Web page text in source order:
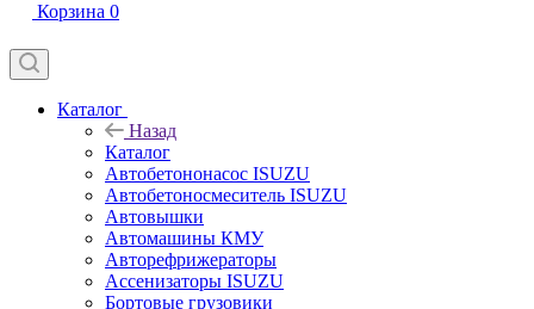
Корзина 0
Каталог
Назад
Каталог
Автобетононасос ISUZU
Автобетоносмеситель ISUZU
Автовышки
Автомашины КМУ
Авторефрижераторы
Ассенизаторы ISUZU
Бортовые грузовики